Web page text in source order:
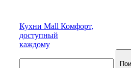
Кухни Mall Комфорт,
доступный
каждому